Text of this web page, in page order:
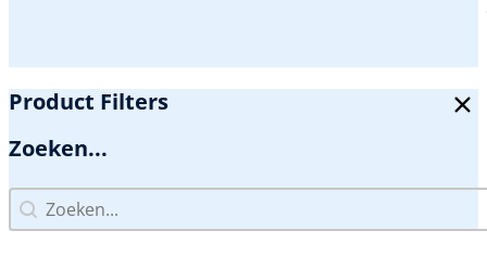
Product Filters
Zoeken...
Zoeken...
Zoeken...